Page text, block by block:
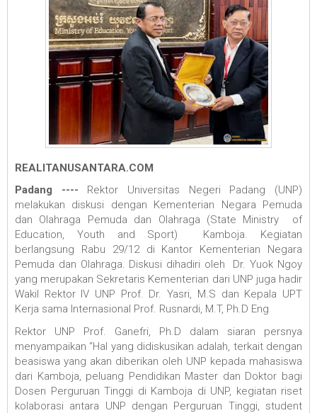
REALITANUSANTARA.COM
Padang ---- Rektor Universitas Negeri Padang (UNP)
melakukan diskusi dengan Kementerian Negara Pemuda
dan Olahraga Pemuda dan Olahraga (State Ministry of
Education, Youth and Sport) Kamboja. Kegiatan
berlangsung Rabu 29/12 di Kantor Kementerian Negara
Pemuda dan Olahraga. Diskusi dihadiri oleh Dr. Yuok Ngoy
yang merupakan Sekretaris Kementerian dari UNP juga hadir
Wakil Rektor IV UNP Prof. Dr. Yasri, M.S dan Kepala UPT
Kerja sama Internasional Prof. Rusnardi, M.T, Ph.D Eng
Rektor UNP Prof. Ganefri, Ph.D dalam siaran persnya
menyampaikan “Hal yang didiskusikan adalah, terkait dengan
beasiswa yang akan diberikan oleh UNP kepada mahasiswa
dari Kamboja, peluang Pendidikan Master dan Doktor bagi
Dosen Perguruan Tinggi di Kamboja di UNP, kegiatan riset
kolaborasi antara UNP dengan Perguruan Tinggi, student